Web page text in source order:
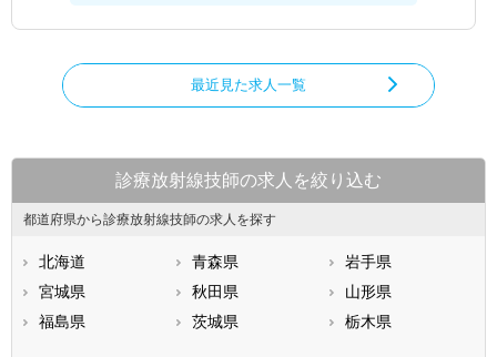
最近見た求人一覧
診療放射線技師の求人を絞り込む
都道府県から診療放射線技師の求人を探す
北海道 青森県
岩手県
宮城県
秋田県
山形県
福島県
茨城県
栃木県